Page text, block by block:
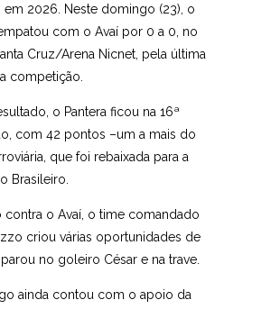
em 2026. Neste domingo (23), o
com o Avaí por 0 a 0, no
Cruz/Arena Nicnet, pela última
competição.
o Pantera ficou na 16ª
com 42 pontos –um a mais do
que foi rebaixada para a
Brasileiro.
contra o Avaí, o time comandado
criou várias oportunidades de
no goleiro César e na trave.
ainda contou com o apoio da